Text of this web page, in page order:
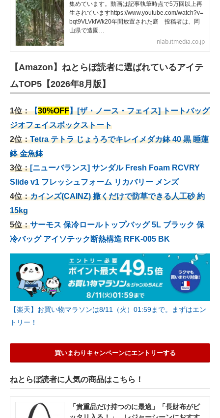
集めています。動画は記事執筆時点で5万回以上再
生されていますhttps://www.youtube.com/watch?v=
bqt9VLVklWk20年間放置された庭 投稿者は、岡
山県で造園…
nlab.itmedia.co.jp
【Amazon】ねとらぼ読者に選ばれているアイテ
ムTOP5【2026年8月版】
1位：【30%OFF】[ザ・ノース・フェイス] トートバッグ
ジオフェイスボックストート
2位：Tetra テトラ じょうろでキレイメダカ鉢 40 黒 睡蓮
鉢 金魚鉢
3位：[ニューバランス] サンダル Fresh Foam RCVRY
Slide v1 フレッシュフォーム リカバリー メンズ
4位：カインズ(CAINZ) 撒くだけで防草できる人工砂 約
15kg
5位：サーモス 保冷ロールトップバッグ 5L ブラック 保
冷バッグ アイソテック断熱構造 RFK-005 BK
【楽天】お買い物マラソンは8/11（火）01:59まで。まずはエン
トリー！
買いまわりキャンペーンにエントリーする
ねとらぼ読者に人気の商品はこちら！
「貴重品だけ持つのに最適」「長財布がピ